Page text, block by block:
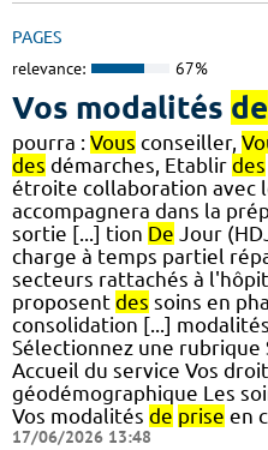
PAGES
relevance: 67%
Vos modalités de
pourra : Vous conseiller,
des démarches, Etablir des
étroite collaboration avec
accompagnera dans la
sortie [...] tion De Jour
charge à temps partiel
secteurs rattachés à
proposent des soins en
consolidation [...] modalités
Sélectionnez une
Accueil du service Vos
géodémographique Les
Vos modalités de prise en
17/06/2026 13:48